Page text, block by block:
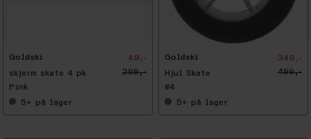
Goldski
skjerm skate 4 pk
49,-
299,-
Pink
5+ på lager
Goldski
Hjul Skate
349,-
499,-
#4
5+ på lager